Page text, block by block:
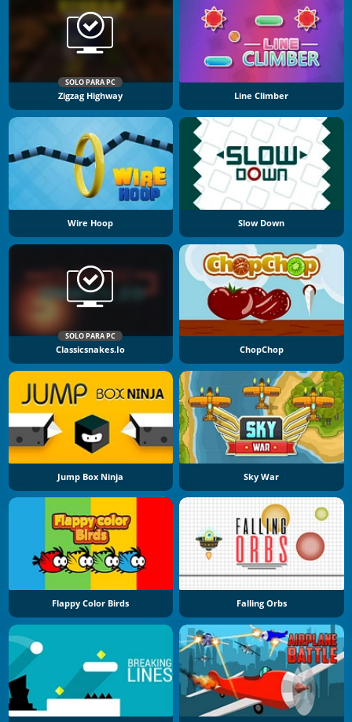
SOLO PARA PC
Zigzag Highway Line Climber
Wire Hoop Slow Down
SOLO PARA PC
Classicsnakes.io ChopChop
Jump Box Ninja Sky War
Flappy Color Birds Falling Orbs